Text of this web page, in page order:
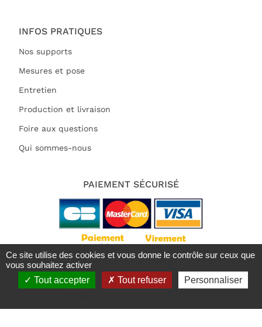
Ce site utilise des cookies et vous donne le contrôle sur ceux que
vous souhaitez activer
Tout accepter
Tout refuser Personnaliser
INFOS PRATIQUES
Nos supports
Mesures et pose
Entretien
Production et livraison
Foire aux questions
Qui sommes-nous
PAIEMENT SÉCURISÉ